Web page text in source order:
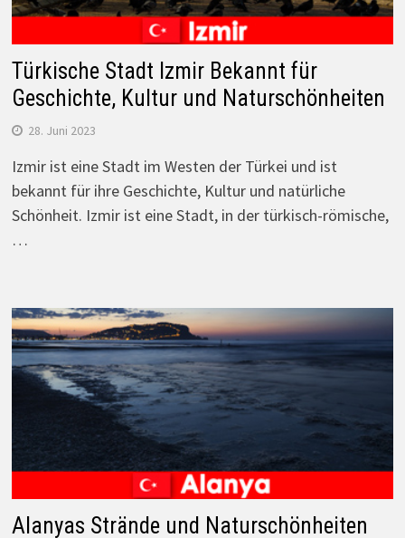
Türkische Stadt Izmir Bekannt für
Geschichte, Kultur und Naturschönheiten
28. Juni 2023
Izmir ist eine Stadt im Westen der Türkei und ist
bekannt für ihre Geschichte, Kultur und natürliche
Schönheit. Izmir ist eine Stadt, in der türkisch-römische,
…
Alanyas Strände und Naturschönheiten